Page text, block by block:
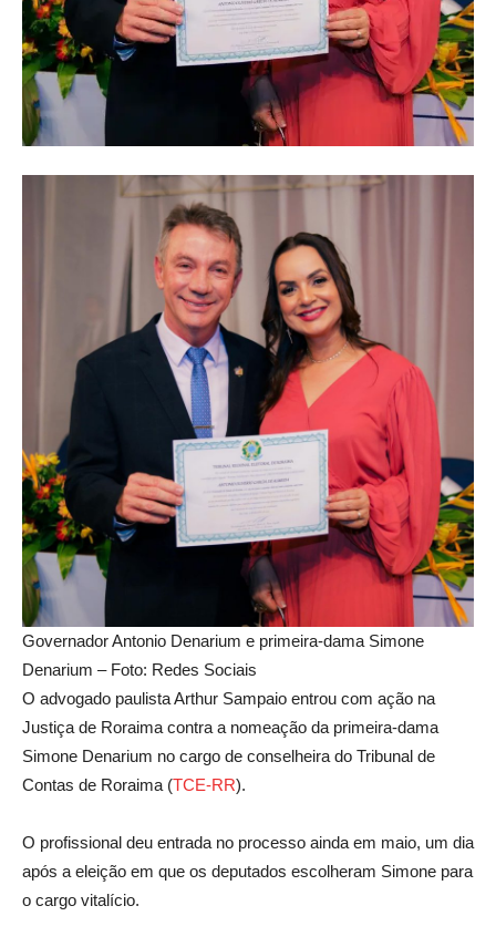
Governador Antonio Denarium e primeira-dama Simone
Denarium – Foto: Redes Sociais
O advogado paulista Arthur Sampaio entrou com ação na
Justiça de Roraima contra a nomeação da primeira-dama
Simone Denarium no cargo de conselheira do Tribunal de
Contas de Roraima (TCE-RR).
O profissional deu entrada no processo ainda em maio, um dia
após a eleição em que os deputados escolheram Simone para
o cargo vitalício.